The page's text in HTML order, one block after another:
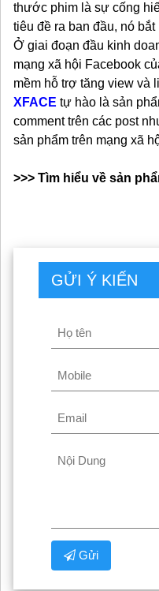
thước phim là sự cống
tiêu đề ra ban đầu, nó
Ở giai đoạn đầu kinh
mạng xã hội Facebook
mềm hỗ trợ tăng view và
XFACE tự hào là sản
comment trên các post
sản phẩm trên mạng xã
>>> Tìm hiểu về sản
GỬI Ý KIẾN
Gửi